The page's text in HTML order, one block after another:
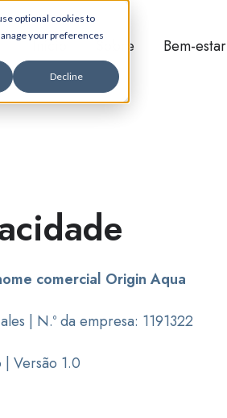
optional cookies to
your preferences
Decline
Início Sobre Bem-estar
comercial Origin Aqua
| N.º da empresa: 1191322
Versão 1.0